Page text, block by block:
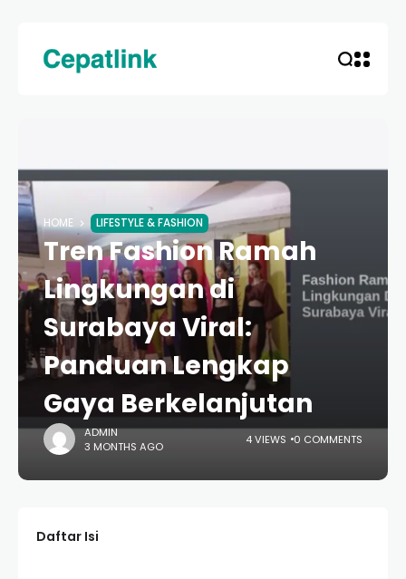
HOME LIFESTYLE & FASHION
Tren Fashion Ramah
Lingkungan di
Surabaya Viral:
Panduan Lengkap
Gaya Berkelanjutan
ADMIN
3 MONTHS AGO
4 VIEWS 0 COMMENTS
Daftar Isi